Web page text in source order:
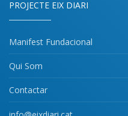
PROJECTE EIX DIARI
Manifest Fundacional
Qui Som
Contactar